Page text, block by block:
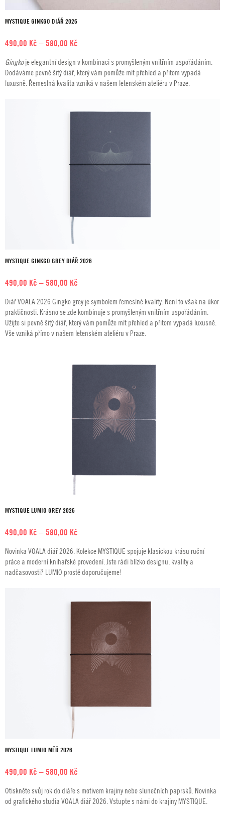
MYSTIQUE GINKGO DIÁŘ 2026
490,00 Kč –580,00 Kč
490,00 Kč
až
Gingkoje elegantní design v kombinaci s promyšleným vnitřním uspořádáním.
Dodáváme pevně šitý diář, který vám pomůže mít přehled a přitom vypadá
luxusně. Řemeslná kvalita vzniká v našem letenském ateliéru v Praze.
MYSTIQUE GINKGO GREY DIÁŘ 2026
490,00 Kč –580,00 Kč
490,00 Kč
až
580,00 Kč
Diář VOALA 2026 Gingko grey je symbolem řemeslné kvality. Není to však na úkor
praktičnosti. Krásno se zde kombinuje s promyšleným vnitřním uspořádáním.
Užijte si pevně šitý diář, který vám pomůže mít přehled a přitom vypadá luxusně.
Vše vzniká přímo v našem letenském ateliéru v Praze.
MYSTIQUE LUMIO GREY 2026
490,00 Kč –580,00 Kč
490,00 Kč
až
580,00 Kč
Novinka VOALA diář 2026. Kolekce MYSTIQUE spojuje klasickou krásu ruční
práce a moderní knihařské provedení. Jste rádi blízko designu, kvality a
nadčasovosti? LUMIO prostě doporučujeme!
MYSTIQUE LUMIO MĚĎ 2026
490,00 Kč –580,00 Kč
490,00 Kč
až
Otiskněte svůj rok do diáře s motivem krajiny nebo slunečních paprsků. Novinka
od grafického studia VOALA diář 2026. Vstupte s námi do krajiny MYSTIQUE.